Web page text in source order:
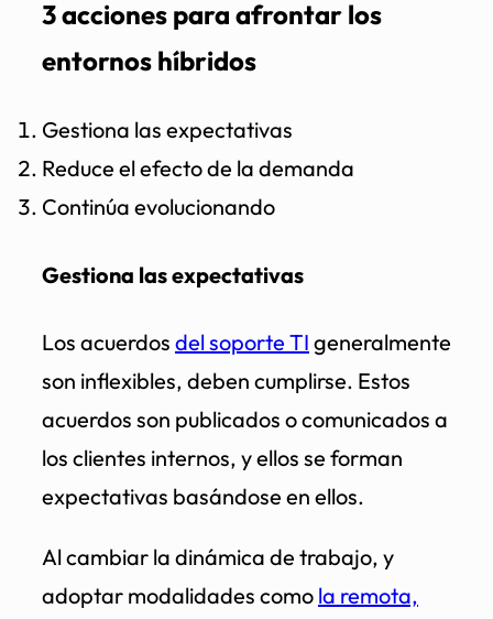
3 acciones para afrontar los
entornos híbridos
Gestiona las expectativas
Reduce el efecto de la demanda
Continúa evolucionando
Gestiona las expectativas
Los acuerdos del soporte TI generalmente
son inflexibles, deben cumplirse. Estos
acuerdos son publicados o comunicados a
los clientes internos, y ellos se forman
expectativas basándose en ellos.
Al cambiar la dinámica de trabajo, y
adoptar modalidades como la remota,